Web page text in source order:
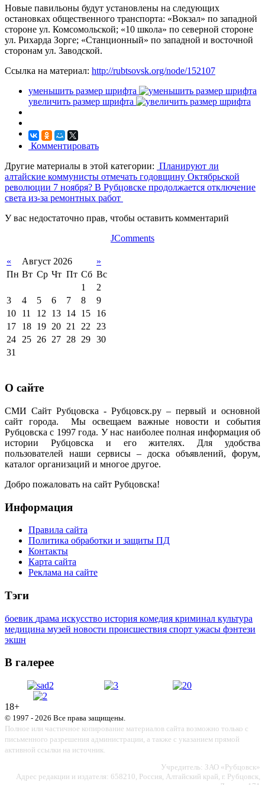
Новые павильоны будут установлены на следующих
остановках общественного транспорта: «Вокзал» по западной
стороне ул. Комсомольской; «10 школа» по северной стороне
ул. Рихарда Зорге; «Станционный» по западной и восточной
сторонам ул. Заводской.
Ссылка на материал: http://rubtsovsk.org/node/152107
уменьшить размер шрифта
увеличить размер шрифта
Комментировать
Другие материалы в этой категории: Планируют ли
алтайские коммунисты отмечать годовщину Октябрьской
революции 7 ноября? В Рубцовске продолжается отключение
света из-за ремонтных работ
У вас недостаточно прав, чтобы оставить комментарий
JComments
« Август 2026
»
Пн Вт Ср Чт Пт Сб Вс
1
2
3
4 5 6 7 8
9
10
11 12 13 14 15
16
17
18 19 20 21 22
23
24
25 26 27 28 29 30
31
О сайте
СМИ Сайт Рубцовска - Рубцовск.ру – первый и основной
сайт города. Мы освещаем важные новости и события
Рубцовска с 1997 года. У нас наиболее полная информация об
истории Рубцовска и его жителях. Для удобства
пользователей наши сервисы – доска объявлений, форум,
каталог организаций и многое другое.
Добро пожаловать на сайт Рубцовска!
Информация
Правила сайта
Политика обработки и защиты ПД
Контакты
Карта сайта
Реклама на сайте
Тэги
боевик драма искусство история комедия криминал культура
медицина музей новости происшествия спорт ужасы фэнтези
экшн
В галерее
18+
© 1997 - 2026 Все права защищены.
Полное или частичное копирование материалов сайта возможно только с
письменного разрешения администрации, а также с указанием прямой
активной ссылки на источник.
Учредитель: ЗАО «Рубцовск»
Адрес редакции и издателя: 658210, Россия, Алтайский край, г. Рубцовск,